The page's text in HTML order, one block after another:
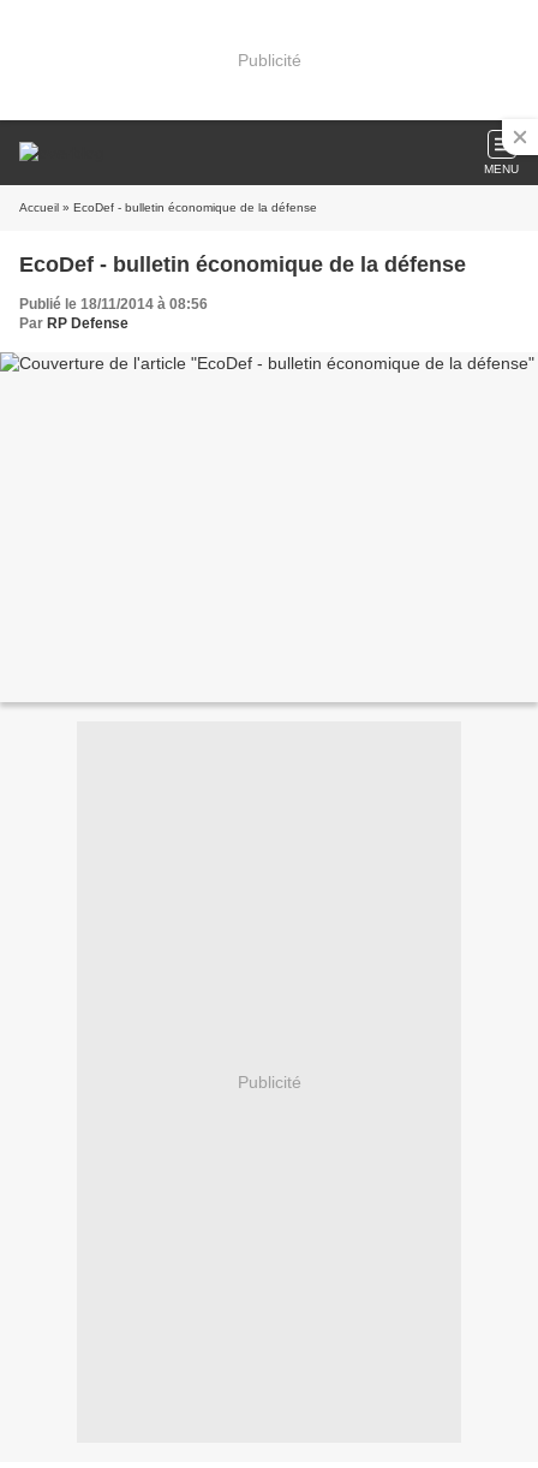
Publicité
MENU
Accueil » EcoDef - bulletin économique de la défense
EcoDef - bulletin économique de la défense
Publié le 18/11/2014 à 08:56
Par RP Defense
Publicité